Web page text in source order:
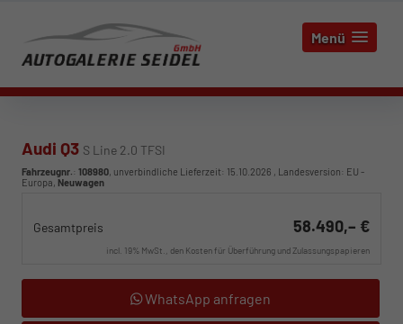
Menü
Audi Q3 S Line 2.0 TFSI
Fahrzeugnr.: 108980, unverbindliche Lieferzeit: 15.10.2026 , Landesversion: EU -
Europa, Neuwagen
Gesamtpreis 58.490,– €
incl. 19% MwSt., den Kosten für Überführung und Zulassungspapieren
WhatsApp anfragen